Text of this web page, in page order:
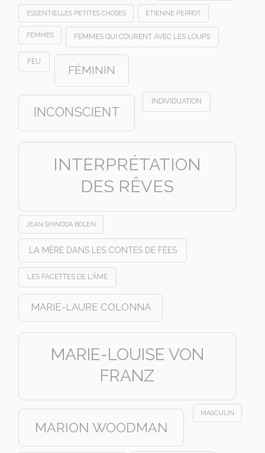
ESSENTIELLES PETITES CHOSES ETIENNE PERROT
FEMMES FEMMES QUI COURENT AVEC LES LOUPS
FEU
FÉMININ
INCONSCIENT
INDIVIDUATION
INTERPRÉTATION
DES RÊVES
JEAN SHINODA BOLEN
LA MÈRE DANS LES CONTES DE FÉES
LES FACETTES DE L'ÂME
MARIE-LAURE COLONNA
MARIE-LOUISE VON
FRANZ
MARION WOODMAN
MASCULIN